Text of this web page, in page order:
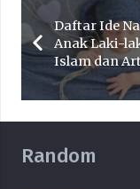
Daftar Ide
Anak Laki-
Islam dan
Random